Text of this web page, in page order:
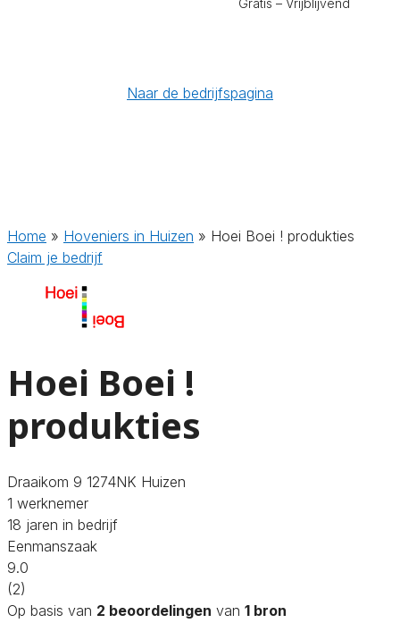
Gratis – Vrijblijvend
Naar de bedrijfspagina
Home » Hoveniers in Huizen » Hoei Boei ! produkties
Claim je bedrijf
Hoei Boei !
produkties
Draaikom 9 1274NK Huizen
1 werknemer
18 jaren in bedrijf
Eenmanszaak
9.0
(2)
Op basis van 2 beoordelingen van 1 bron